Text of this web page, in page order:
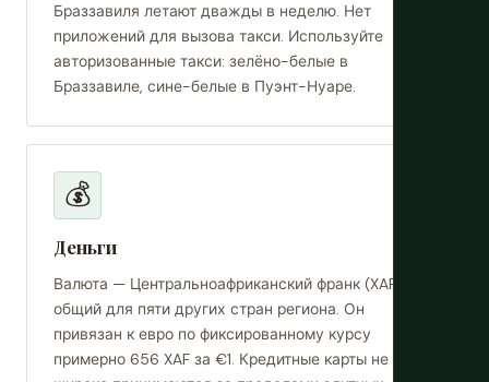
Браззавиля летают дважды в неделю. Нет
приложений для вызова такси. Используйте
авторизованные такси: зелёно-белые в
Браззавиле, сине-белые в Пуэнт-Нуаре.
💰
Деньги
Валюта — Центральноафриканский франк (XAF),
общий для пяти других стран региона. Он
привязан к евро по фиксированному курсу
примерно 656 XAF за €1. Кредитные карты не